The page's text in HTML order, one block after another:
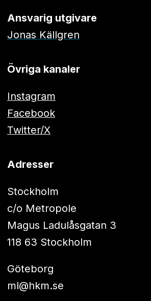
Ansvarig utgivare
Jonas Källgren
Övriga kanaler
Instagram
Facebook
Twitter/X
Adresser
Stockholm
c/o Metropole
Magus Ladulåsgatan 3
118 63 Stockholm
Göteborg
ml@hkm.se